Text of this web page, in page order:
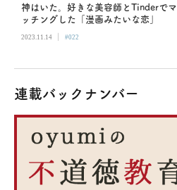
神はいた。好きな美容師とTinderでマ
ッチングした「漫画みたいな恋」
2023.11.14 | #022
連載バックナンバー